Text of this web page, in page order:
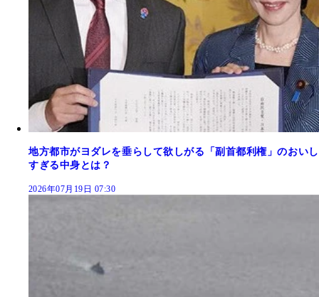
地方都市がヨダレを垂らして欲しがる「副首都利権」のおいし
すぎる中身とは？
2026年07月19日 07:30